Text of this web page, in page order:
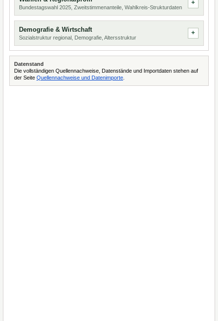
Bundestagswahl 2025, Zweitstimmenanteile, Wahlkreis-Strukturdaten
Demografie & Wirtschaft
Sozialstruktur regional, Demografie, Altersstruktur
Datenstand
Die vollständigen Quellennachweise, Datenstände und Importdaten stehen auf
der Seite Quellennachweise und Datenimporte